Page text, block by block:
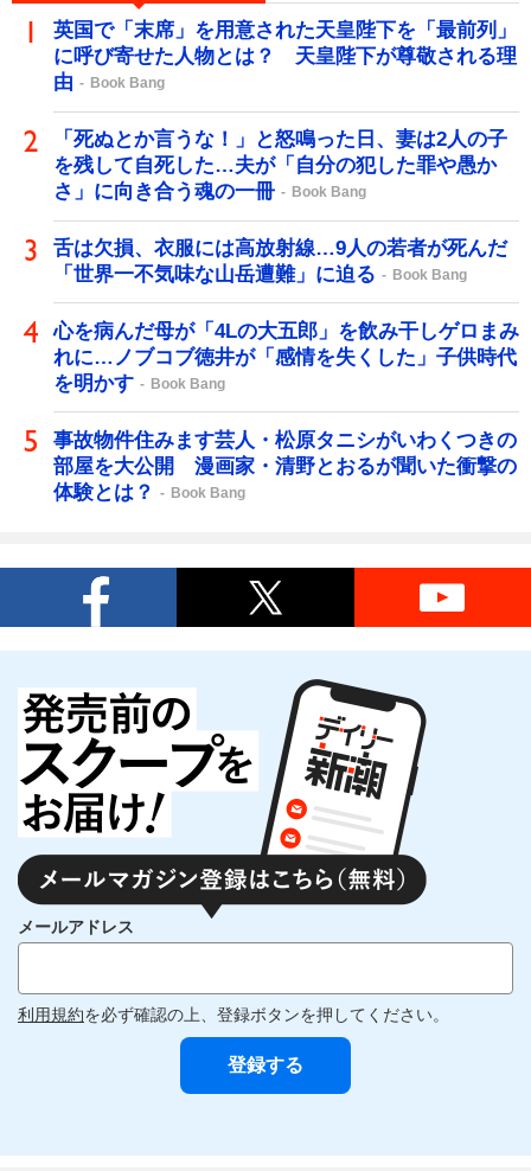
英国で「末席」を用意された天皇陛下を「最前列」
に呼び寄せた人物とは？ 天皇陛下が尊敬される理
由
Book Bang
「死ぬとか言うな！」と怒鳴った日、妻は2人の子
を残して自死した…夫が「自分の犯した罪や愚か
さ」に向き合う魂の一冊
Book Bang
舌は欠損、衣服には高放射線…9人の若者が死んだ
「世界一不気味な山岳遭難」に迫る
Book Bang
心を病んだ母が「4Lの大五郎」を飲み干しゲロまみ
れに…ノブコブ徳井が「感情を失くした」子供時代
を明かす
Book Bang
事故物件住みます芸人・松原タニシがいわくつきの
部屋を大公開 漫画家・清野とおるが聞いた衝撃の
体験とは？
Book Bang
メールアドレス
利用規約を必ず確認の上、登録ボタンを押してください。